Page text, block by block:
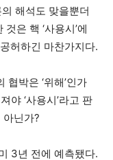
해석도 맞을뿐더
은 핵 ‘사용시’에
허하긴 마찬가지다.
박은 ‘위해’인가
야 ‘사용시’라고 판
아닌가?
3년 전에 예측됐다.